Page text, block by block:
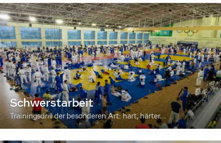
Schwerstarbeit
Trainingsdrill der besonderen Art: hart, härter...